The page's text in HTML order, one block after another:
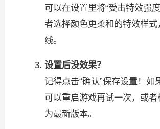
可以在设置里将“受击特效强
者选择颜色更柔和的特效样
线。
设置后没效果？
记得点击“确认”保存设置！如
可以重启游戏再试一次，或
为最新版本。